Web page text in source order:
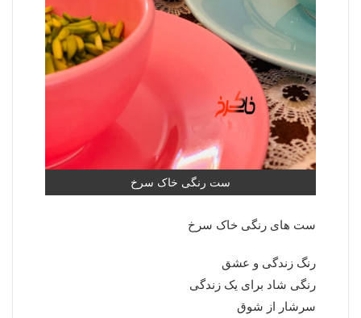
ست رنگی خاک سرخ
ست های رنگی خاک سرخ
رنگ زندگی و عشق
رنگی شاد برای یک زندگی
سرشار از شوق